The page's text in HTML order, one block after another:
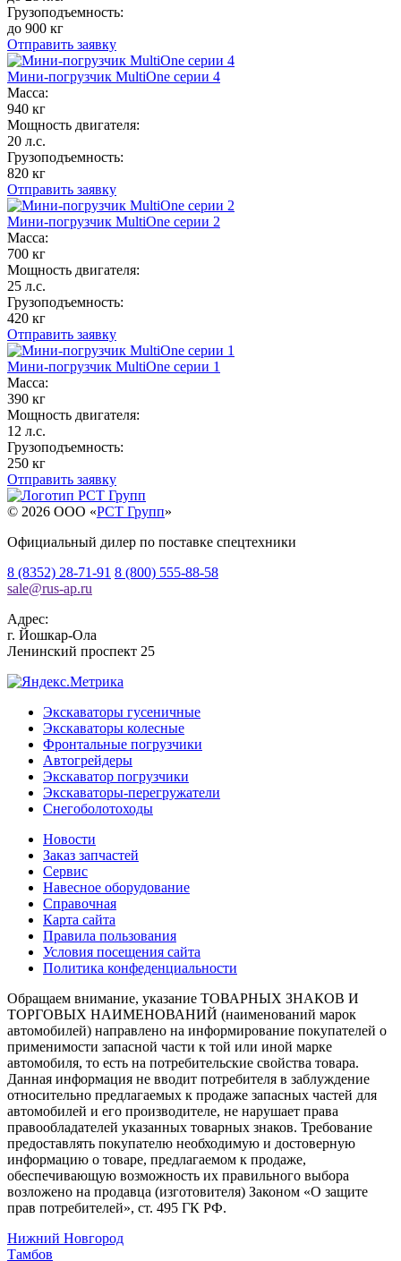
Грузоподъемность:
до 900 кг
Отправить заявку
Мини-погрузчик MultiОne серии 4
Масса:
940 кг
Мощность двигателя:
20 л.с.
Грузоподъемность:
820 кг
Отправить заявку
Мини-погрузчик MultiОne серии 2
Масса:
700 кг
Мощность двигателя:
25 л.с.
Грузоподъемность:
420 кг
Отправить заявку
Мини-погрузчик MultiОne серии 1
Масса:
390 кг
Мощность двигателя:
12 л.с.
Грузоподъемность:
250 кг
Отправить заявку
© 2026 OOO «РСТ Групп»
Официальный дилер по поставке спецтехники
8 (8352) 28-71-91 8 (800) 555-88-58
sale@rus-ap.ru
Адрес:
г. Йошкар-Ола
Ленинский проспект 25
Экскаваторы гусеничные
Экскаваторы колесные
Фронтальные погрузчики
Автогрейдеры
Экскаватор погрузчики
Экскаваторы-перегружатели
Снегоболотоходы
Новости
Заказ запчастей
Сервис
Навесное оборудование
Справочная
Карта сайта
Правила пользования
Условия посещения сайта
Политика конфеденциальности
Обращаем внимание, указание ТОВАРНЫХ ЗНАКОВ И
ТОРГОВЫХ НАИМЕНОВАНИЙ (наименований марок
автомобилей) направлено на информирование покупателей о
применимости запасной части к той или иной марке
автомобиля, то есть на потребительские свойства товара.
Данная информация не вводит потребителя в заблуждение
относительно предлагаемых к продаже запасных частей для
автомобилей и его производителе, не нарушает права
правообладателей указанных товарных знаков. Требование
предоставлять покупателю необходимую и достоверную
информацию о товаре, предлагаемом к продаже,
обеспечивающую возможность их правильного выбора
возложено на продавца (изготовителя) Законом «О защите
прав потребителей», ст. 495 ГК РФ.
Нижний Новгород
Тамбов